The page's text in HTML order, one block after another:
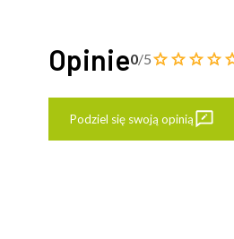
Opinie0/5
Podziel się swoją opinią